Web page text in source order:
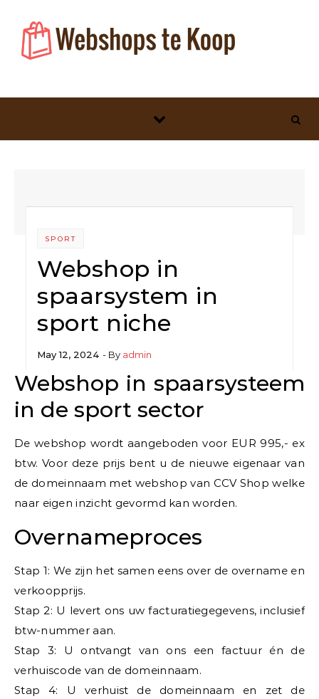
SPORT
Webshop in
spaarsystem in
sport niche
May 12, 2024 - By admin
Webshop in spaarsysteem
in de sport sector
De webshop wordt aangeboden voor EUR 995,- ex
btw. Voor deze prijs bent u de nieuwe eigenaar van
de domeinnaam met webshop van CCV Shop welke
naar eigen inzicht gevormd kan worden.
Overnameproces
Stap 1: We zijn het samen eens over de overname en
verkoopprijs.
Stap 2: U levert ons uw facturatiegegevens, inclusief
btw-nummer aan.
Stap 3: U ontvangt van ons een factuur én de
verhuiscode van de domeinnaam.
Stap 4: U verhuist de domeinnaam en zet de